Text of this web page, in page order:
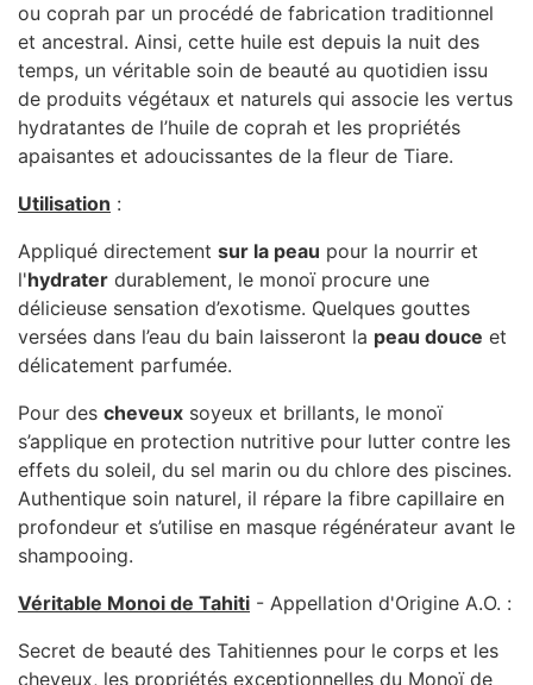
ou coprah par un procédé de fabrication traditionnel
et ancestral. Ainsi, cette huile est depuis la nuit des
temps, un véritable soin de beauté au quotidien issu
de produits végétaux et naturels qui associe les vertus
hydratantes de l’huile de coprah et les propriétés
apaisantes et adoucissantes de la fleur de Tiare.
Utilisation :
Appliqué directement sur la peau pour la nourrir et
l'hydrater durablement, le monoï procure une
délicieuse sensation d’exotisme. Quelques gouttes
versées dans l’eau du bain laisseront la peau douce et
délicatement parfumée.
Pour des cheveux soyeux et brillants, le monoï
s’applique en protection nutritive pour lutter contre les
effets du soleil, du sel marin ou du chlore des piscines.
Authentique soin naturel, il répare la fibre capillaire en
profondeur et s’utilise en masque régénérateur avant le
shampooing.
Véritable Monoi de Tahiti - Appellation d'Origine A.O. :
Secret de beauté des Tahitiennes pour le corps et les
cheveux, les propriétés exceptionnelles du Monoï de